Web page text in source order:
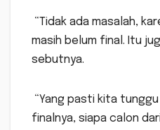
“Tidak ada masalah,
masih belum final. Itu
sebutnya.
“Yang pasti kita
finalnya, siapa calon